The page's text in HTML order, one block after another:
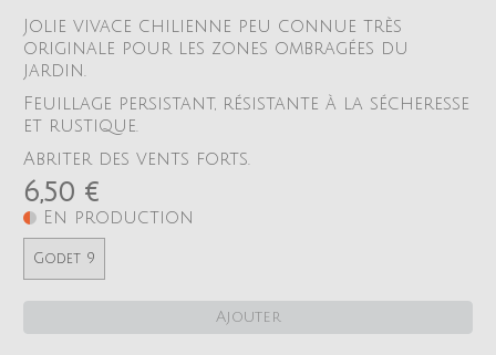
Jolie vivace chilienne peu connue très
originale pour les zones ombragées du
jardin.
Feuillage persistant, résistante à la sécheresse
et rustique.
Abriter des vents forts.
6,50 €
En production
Godet 9
Ajouter